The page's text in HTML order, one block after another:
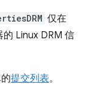
仅在
Linux DRM 信
提交列表。